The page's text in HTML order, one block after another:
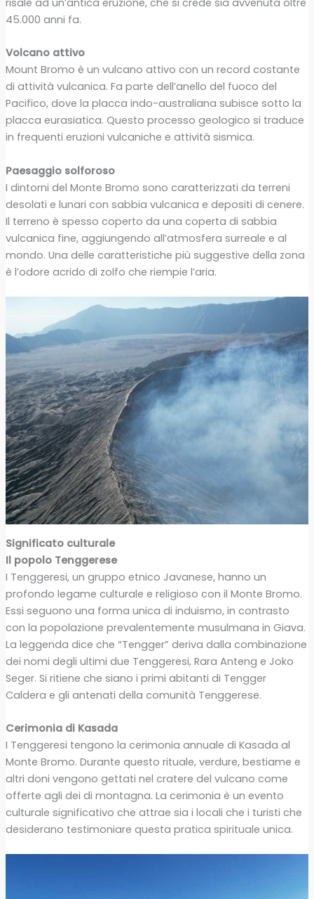
45.000 anni fa.
Volcano attivo
Mount Bromo è un vulcano attivo con un record costante
di attività vulcanica. Fa parte dell’anello del fuoco del
Pacifico, dove la placca indo-australiana subisce sotto la
placca eurasiatica. Questo processo geologico si traduce
in frequenti eruzioni vulcaniche e attività sismica.
Paesaggio solforoso
I dintorni del Monte Bromo sono caratterizzati da terreni
desolati e lunari con sabbia vulcanica e depositi di cenere.
Il terreno è spesso coperto da una coperta di sabbia
vulcanica fine, aggiungendo all’atmosfera surreale e al
mondo. Una delle caratteristiche più suggestive della zona
è l’odore acrido di zolfo che riempie l’aria.
Significato culturale
Il popolo Tenggerese
I Tenggeresi, un gruppo etnico Javanese, hanno un
profondo legame culturale e religioso con il Monte Bromo.
Essi seguono una forma unica di induismo, in contrasto
con la popolazione prevalentemente musulmana in Giava.
La leggenda dice che “Tengger” deriva dalla combinazione
dei nomi degli ultimi due Tenggeresi, Rara Anteng e Joko
Seger. Si ritiene che siano i primi abitanti di Tengger
Caldera e gli antenati della comunità Tenggerese.
Cerimonia di Kasada
I Tenggeresi tengono la cerimonia annuale di Kasada al
Monte Bromo. Durante questo rituale, verdure, bestiame e
altri doni vengono gettati nel cratere del vulcano come
offerte agli dei di montagna. La cerimonia è un evento
culturale significativo che attrae sia i locali che i turisti che
desiderano testimoniare questa pratica spirituale unica.